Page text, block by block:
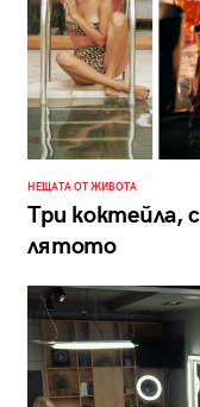
НЕЩАТА ОТ ЖИВОТА
Три коктейла,
лятото